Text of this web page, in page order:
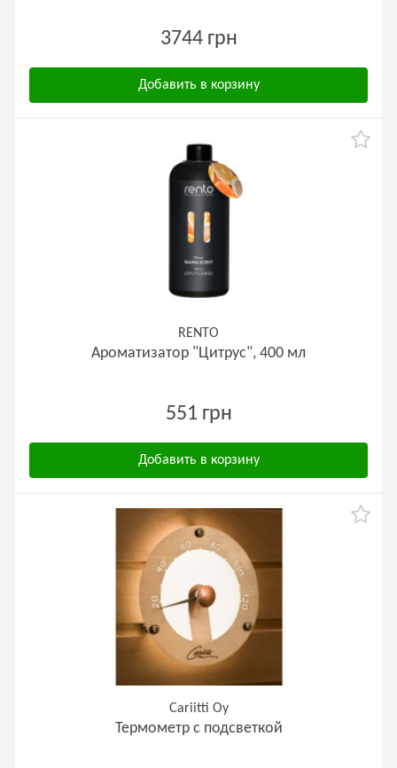
3744 грн
Добавить в корзину
RENTO
Ароматизатор "Цитрус", 400 мл
551 грн
Добавить в корзину
Cariitti Oy
Термометр с подсветкой